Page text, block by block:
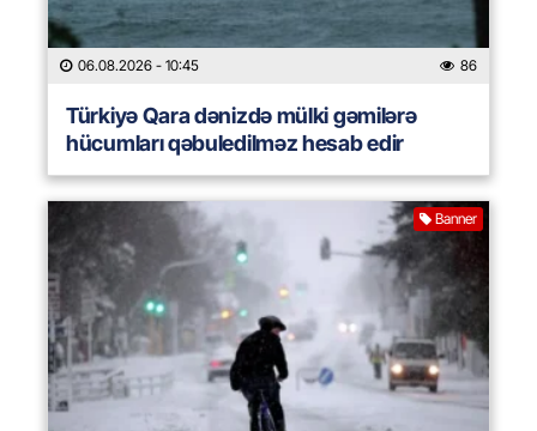
06.08.2026 - 10:45 86
Türkiyə Qara dənizdə mülki gəmilərə
hücumları qəbuledilməz hesab edir
Banner